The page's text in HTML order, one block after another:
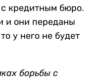
с кредитным бюро.
и они переданы
у него не будет
борьбы с